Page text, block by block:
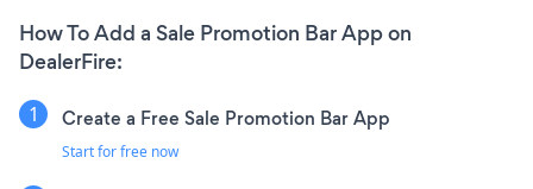
How To Add a Sale Promotion Bar App on
DealerFire:
Create a Free Sale Promotion Bar App
Start for free now